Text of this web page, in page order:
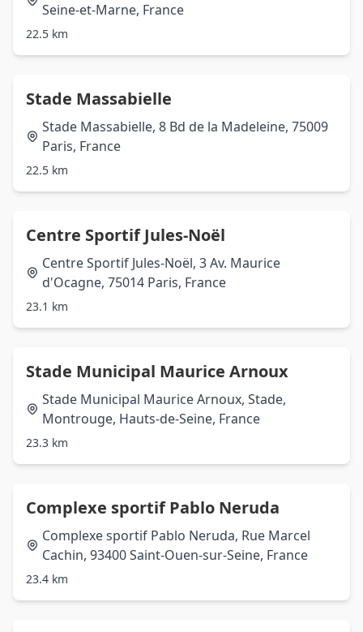
Seine-et-Marne, France
22.5 km
Stade Massabielle
Stade Massabielle, 8 Bd de la Madeleine, 75009
Paris, France
22.5 km
Centre Sportif Jules-Noël
Centre Sportif Jules-Noël, 3 Av. Maurice
d'Ocagne, 75014 Paris, France
23.1 km
Stade Municipal Maurice Arnoux
Stade Municipal Maurice Arnoux, Stade,
Montrouge, Hauts-de-Seine, France
23.3 km
Complexe sportif Pablo Neruda
Complexe sportif Pablo Neruda, Rue Marcel
Cachin, 93400 Saint-Ouen-sur-Seine, France
23.4 km